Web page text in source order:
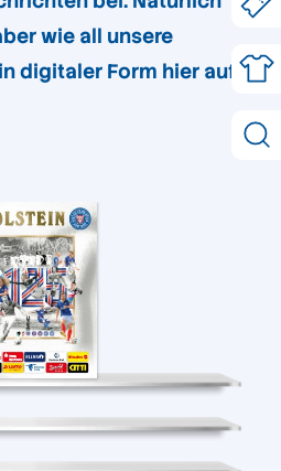
wie all unsere
digitaler Form hier auf